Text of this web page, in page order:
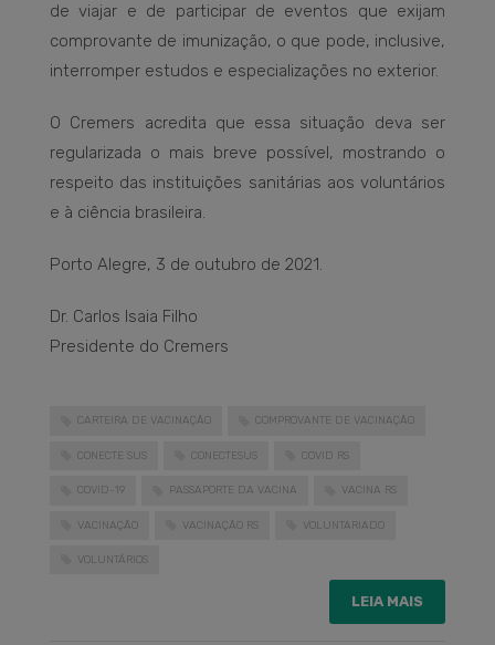
de viajar e de participar de eventos que exijam
comprovante de imunização, o que pode, inclusive,
interromper estudos e especializações no exterior.
O Cremers acredita que essa situação deva ser
regularizada o mais breve possível, mostrando o
respeito das instituições sanitárias aos voluntários
e à ciência brasileira.
Porto Alegre, 3 de outubro de 2021.
Dr. Carlos Isaia Filho
Presidente do Cremers
CARTEIRA DE VACINAÇÃO COMPROVANTE DE VACINAÇÃO
CONECTE SUS CONECTESUS COVID RS
COVID-19 PASSAPORTE DA VACINA VACINA RS
VACINAÇÃO VACINAÇÃO RS VOLUNTARIADO
VOLUNTÁRIOS
LEIA MAIS